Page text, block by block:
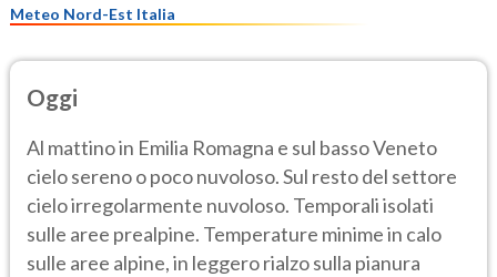
Meteo Nord-Est Italia
Oggi
Al mattino in Emilia Romagna e sul basso Veneto
cielo sereno o poco nuvoloso. Sul resto del settore
cielo irregolarmente nuvoloso. Temporali isolati
sulle aree prealpine. Temperature minime in calo
sulle aree alpine, in leggero rialzo sulla pianura